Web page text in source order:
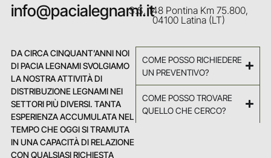
info@pacialegnami.itS.S. 148 Pontina Km 75.800,
04100 Latina (LT)
DA CIRCA CINQUANT’ANNI NOI
DI PACIA LEGNAMI SVOLGIAMO
LA NOSTRA ATTIVITÀ DI
DISTRIBUZIONE LEGNAMI NEI
SETTORI PIÙ DIVERSI. TANTA
ESPERIENZA ACCUMULATA NEL
TEMPO CHE OGGI SI TRAMUTA
IN UNA CAPACITÀ DI RELAZIONE
CON QUALSIASI RICHIESTA
COME POSSO RICHIEDERE
UN PREVENTIVO?
COME POSSO TROVARE
QUELLO CHE CERCO?